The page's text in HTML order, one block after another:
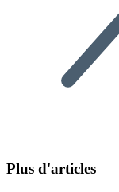
Plus d'articles